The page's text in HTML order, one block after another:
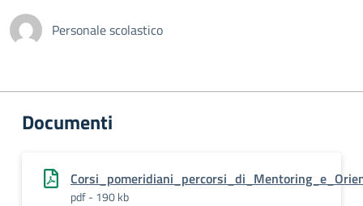
Personale scolastico
Documenti
pdf - 190 kb